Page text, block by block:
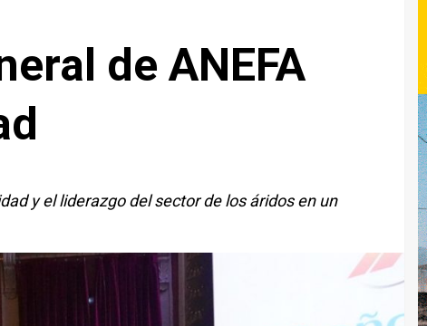
de ANEFA
y el liderazgo del sector de los áridos en un